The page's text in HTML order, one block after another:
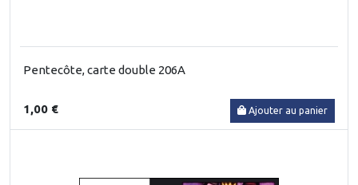
Pentecôte, carte double 206A
1,00 € Ajouter au panier